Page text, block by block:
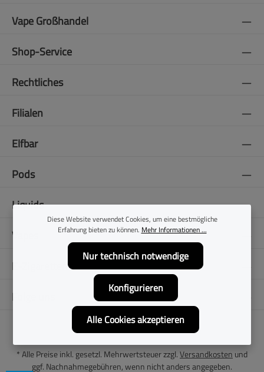
Vape Großhandel
Shop-Service
Rechtliches
Filialen
Elfbar
Pods
Liquids
Vapes
E-Zigaretten
Folge uns
* Alle Preise inkl. gesetzl. Mehrwertsteuer zzgl.Versandkosten und
ggf. Nachnahmegebühren, wenn nicht anders angegeben.
Diese Website verwendet Cookies, um eine bestmögliche
Erfahrung bieten zu können. Mehr Informationen ...
Nur technisch notwendige
Konfigurieren
Alle Cookies akzeptieren